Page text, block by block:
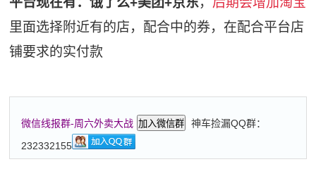
里面选择附近有的店，配合中的券，在配合平台店
铺要求的实付款
微信线报群-周六外卖大战 加入微信群
神车捡漏QQ群：
232332155